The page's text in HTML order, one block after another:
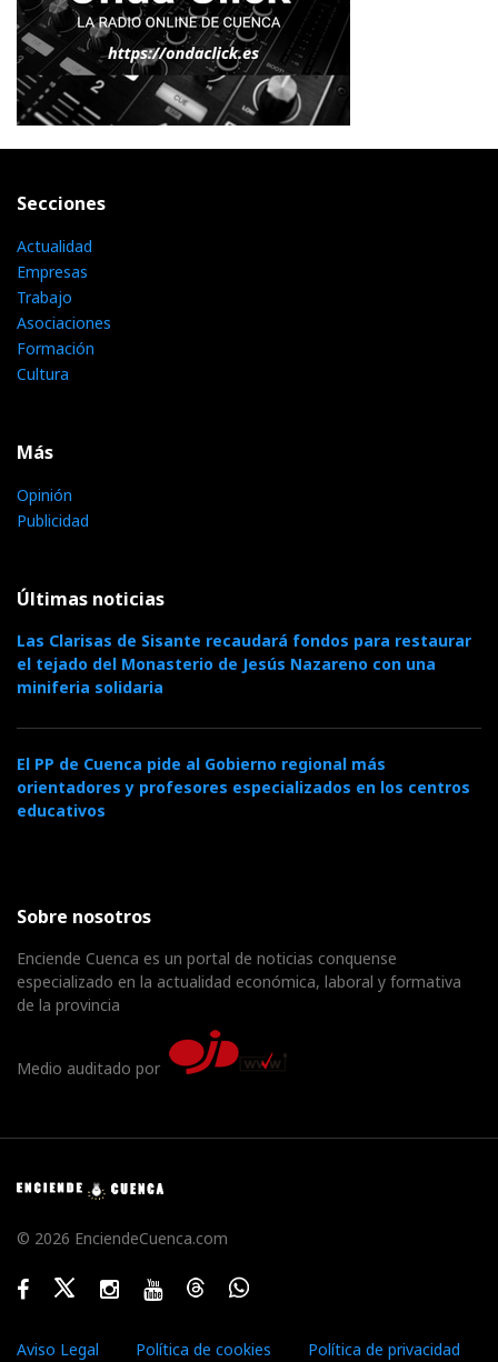
Secciones
Actualidad
Empresas
Trabajo
Asociaciones
Formación
Cultura
Más
Opinión
Publicidad
Últimas noticias
Las Clarisas de Sisante recaudará fondos para restaurar
el tejado del Monasterio de Jesús Nazareno con una
miniferia solidaria
El PP de Cuenca pide al Gobierno regional más
orientadores y profesores especializados en los centros
educativos
Sobre nosotros
Enciende Cuenca es un portal de noticias conquense
especializado en la actualidad económica, laboral y formativa
de la provincia
Medio auditado por
© 2026 EnciendeCuenca.com
FacebookTwitterInstagramYoutubeThreadsWhatsApp
Aviso Legal Política de cookies Política de privacidad